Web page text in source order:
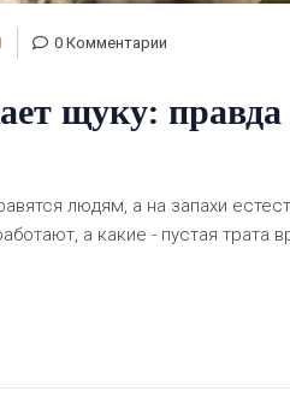
0 Комментарии
щуку:
людям, а на запахи
а какие - пустая трата